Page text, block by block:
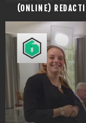
(ONLINE)